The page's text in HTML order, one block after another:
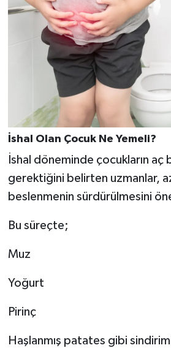
İshal Olan Çocuk Ne Yemeli?
İshal döneminde çocukların aç
gerektiğini belirten uzmanlar,
beslenmenin sürdürülmesini
Bu süreçte;
Muz
Yoğurt
Pirinç
Haşlanmış patates gibi